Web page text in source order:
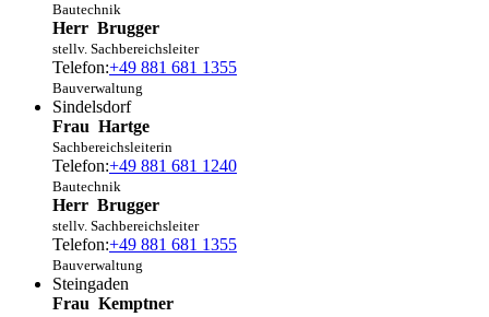
Bautechnik
Herr Brugger
stellv. Sachbereichsleiter
Telefon:+49 881 681 1355
Bauverwaltung
Sindelsdorf
Frau Hartge
Sachbereichsleiterin
Telefon:+49 881 681 1240
Bautechnik
Herr Brugger
stellv. Sachbereichsleiter
Telefon:+49 881 681 1355
Bauverwaltung
Steingaden
Frau Kemptner